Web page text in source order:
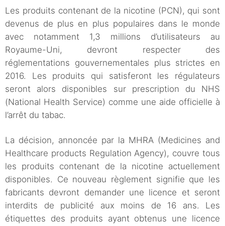
Les produits contenant de la nicotine (PCN), qui sont
devenus de plus en plus populaires dans le monde
avec notamment 1,3 millions d’utilisateurs au
Royaume-Uni, devront respecter des
réglementations gouvernementales plus strictes en
2016. Les produits qui satisferont les régulateurs
seront alors disponibles sur prescription du NHS
(National Health Service) comme une aide officielle à
l’arrêt du tabac.
La décision, annoncée par la MHRA (Medicines and
Healthcare products Regulation Agency), couvre tous
les produits contenant de la nicotine actuellement
disponibles. Ce nouveau règlement signifie que les
fabricants devront demander une licence et seront
interdits de publicité aux moins de 16 ans. Les
étiquettes des produits ayant obtenus une licence